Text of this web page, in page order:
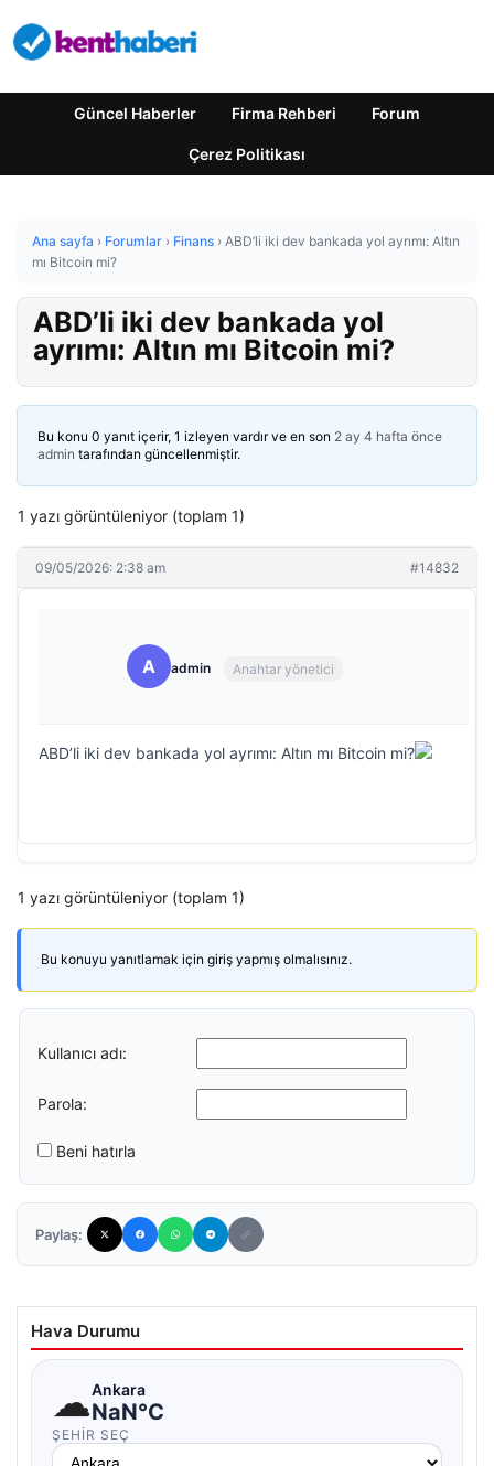
Güncel Haberler Firma Rehberi Forum
Çerez Politikası
Ana sayfa › Forumlar › Finans › ABD’li iki dev bankada yol ayrımı: Altın
mı Bitcoin mi?
ABD’li iki dev bankada yol
ayrımı: Altın mı Bitcoin mi?
Bu konu 0 yanıt içerir, 1 izleyen vardır ve en son 2 ay 4 hafta önce
admin tarafından güncellenmiştir.
1 yazı görüntüleniyor (toplam 1)
09/05/2026: 2:38 am #14832
A admin Anahtar yönetici
ABD’li iki dev bankada yol ayrımı: Altın mı Bitcoin mi?
1 yazı görüntüleniyor (toplam 1)
Bu konuyu yanıtlamak için giriş yapmış olmalısınız.
Kullanıcı adı:
Parola:
Beni hatırla
Paylaş:
Hava Durumu
☁Ankara
NaN°C
ŞEHIR SEÇ